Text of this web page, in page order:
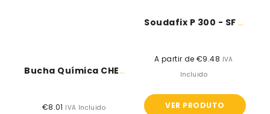
Bucha Química CHEM PSF - Desa
Preço
€8.01 IVA Incluido
Soudafix P 300 - SF -...
Preço
normal
A partir de €9.48 IVA
Incluido
VER PRODUTO